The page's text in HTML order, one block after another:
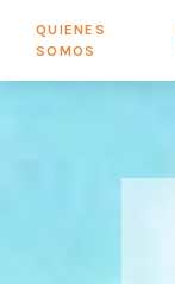
QUIENES
SOMOS